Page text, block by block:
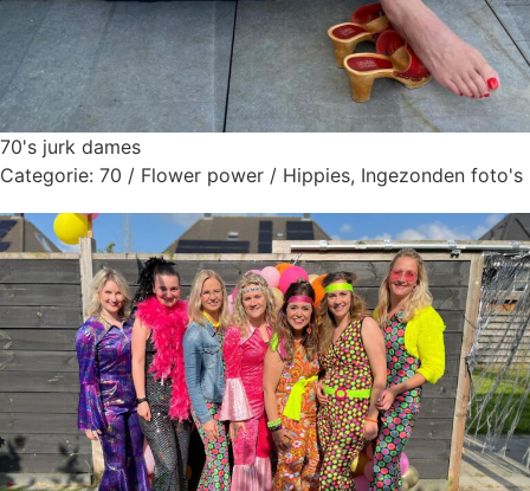
70's jurk dames
Categorie: 70 / Flower power / Hippies, Ingezonden foto's